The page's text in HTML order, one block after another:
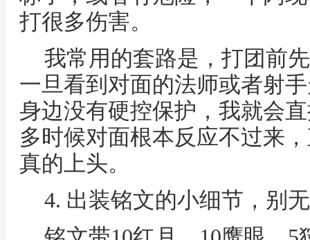
打很多伤害。
我常用的套路是，打团前
一旦看到对面的法师或者射
身边没有硬控保护，我就会
多时候对面根本反应不过来
真的上头。
4. 出装铭文的小细节，别